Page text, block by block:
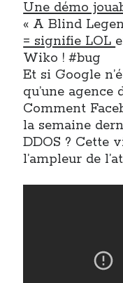
Une démo
« A Blind
= signifie LOL
Wiko ! #bug
Et si Google
qu’une agence
Comment
la semaine
DDOS ? Cette
l’ampleur de